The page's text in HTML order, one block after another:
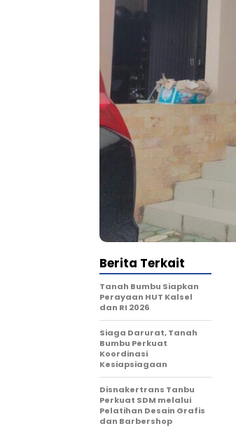
Berita Terkait
Tanah Bumbu Siapkan
Perayaan HUT Kalsel
dan RI 2026
Siaga Darurat, Tanah
Bumbu Perkuat
Koordinasi
Kesiapsiagaan
Disnakertrans Tanbu
Perkuat SDM melalui
Pelatihan Desain Grafis
dan Barbershop